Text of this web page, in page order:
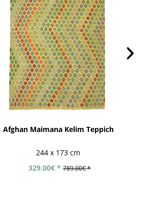
Afghan Maimana Kelim Teppich
244 x 173 cm
329.00€ * 789.00€ *